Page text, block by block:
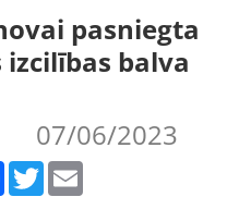
pasniegta
balva
07/06/2023
Facebook Twitter